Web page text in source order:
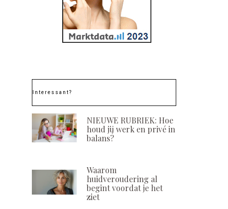
Interessant?
NIEUWE RUBRIEK: Hoe
houd jij werk en privé in
balans?
Waarom
huidveroudering al
begint voordat je het
ziet